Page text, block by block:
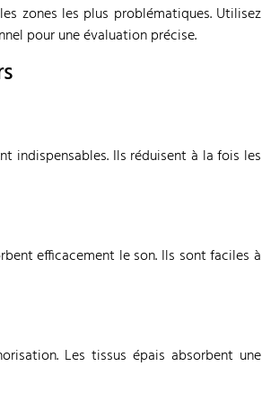
zones les plus problématiques. Utilisez
pour une évaluation précise.
indispensables. Ils réduisent à la fois les
efficacement le son. Ils sont faciles à
Les tissus épais absorbent une